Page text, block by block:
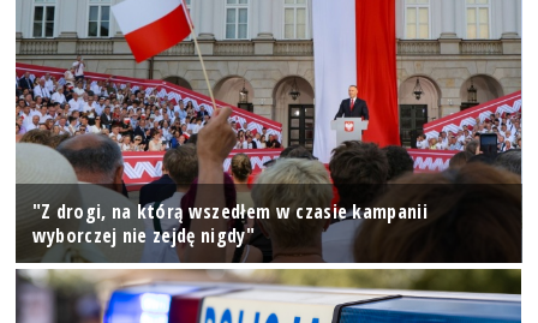
"Z drogi, na którą wszedłem w czasie kampanii
wyborczej nie zejdę nigdy"